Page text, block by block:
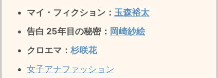
マイ・フィクション： 玉森裕太
告白 25年目の秘密： 岡崎紗絵
クロエマ： 杉咲花
女子アナファッション